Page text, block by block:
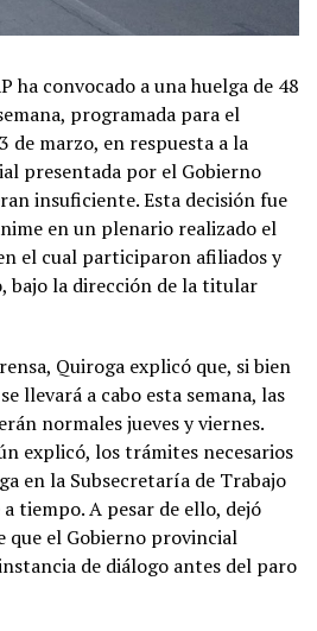
ha convocado a una huelga de 48
programada para el
de marzo, en respuesta a la
presentada por el Gobierno
insuficiente. Esta decisión fue
en un plenario realizado el
el cual participaron afiliados y
bajo la dirección de la titular
Quiroga explicó que, si bien
llevará a cabo esta semana, las
normales jueves y viernes.
explicó, los trámites necesarios
en la Subsecretaría de Trabajo
tiempo. A pesar de ello, dejó
que el Gobierno provincial
de diálogo antes del paro